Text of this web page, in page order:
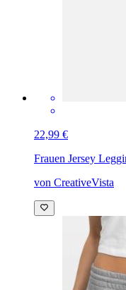
22,99 €
Frauen Jersey
von CreativeVista